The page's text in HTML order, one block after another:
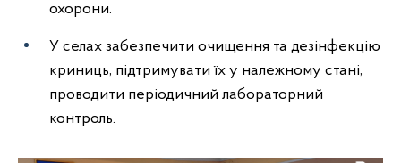
охорони.
У селах забезпечити очищення та дезінфекцію
криниць, підтримувати їх у належному стані,
проводити періодичний лабораторний
контроль.